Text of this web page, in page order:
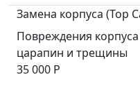
Замена корпуса (Top
Повреждения
царапин и трещины
35 000 Р